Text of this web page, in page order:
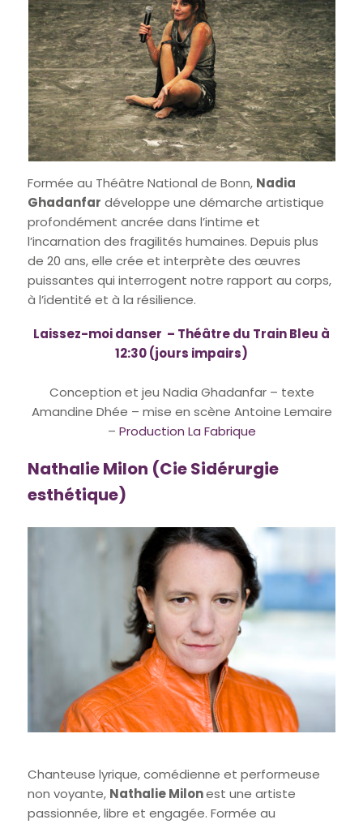
Formée au Théâtre National de Bonn, Nadia
Ghadanfar développe une démarche artistique
profondément ancrée dans l’intime et
l’incarnation des fragilités humaines. Depuis plus
de 20 ans, elle crée et interprète des œuvres
puissantes qui interrogent notre rapport au corps,
à l’identité et à la résilience.
Laissez-moi danser – Théâtre du Train Bleu à
12:30 (jours impairs)
Conception et jeu Nadia Ghadanfar – texte
Amandine Dhée – mise en scène Antoine Lemaire
– Production La Fabrique
Nathalie Milon (CieSidérurgie
esthétique)
Chanteuse lyrique, comédienne et performeuse
non voyante, Nathalie Milonest une artiste
passionnée, libre et engagée. Formée au